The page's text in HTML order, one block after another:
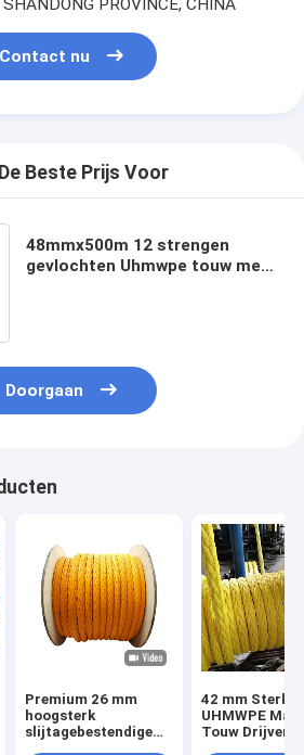
Contact nu
Beste Prijs Voor
48mmx500m 12 strengen
gevlochten Uhmwpe touw met
Doorgaan
Premium 26 mm
hoogsterk
slijtagebestendige
42 mm Sterke
UHMWPE
Touw Drijvend